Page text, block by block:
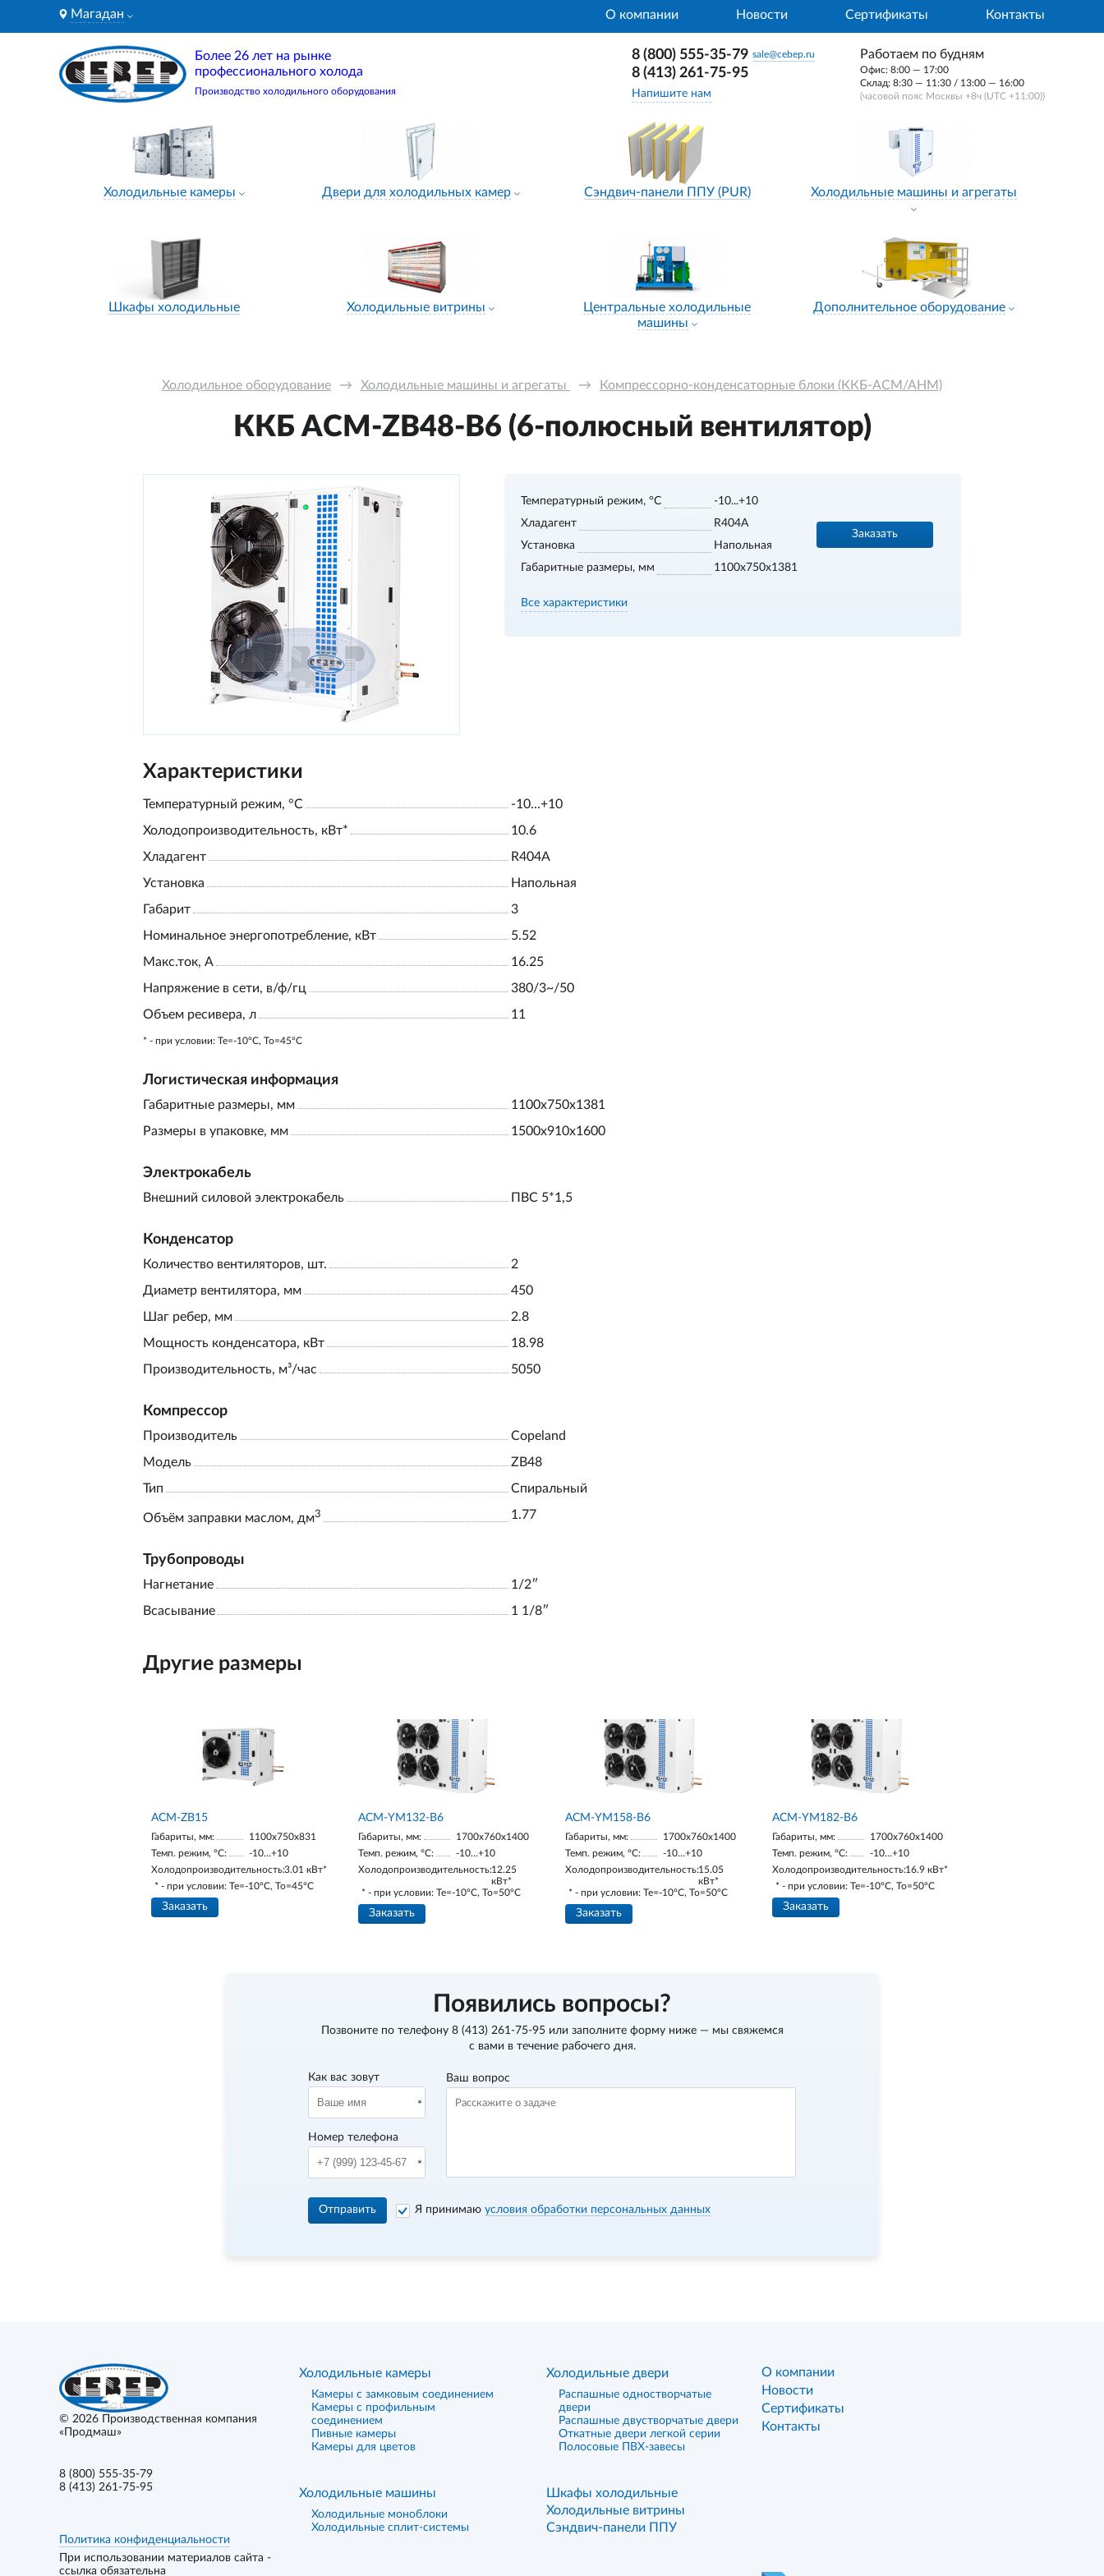
Магадан О компании Новости Сертификаты Контакты
Более 26 лет на рынке
профессионального холода
Производство холодильного оборудования
8 (800) 555-35-79 sale@cebep.ru
8 (413) 261-75-95
Напишите нам
Работаем по будням
Офис: 8:00 — 17:00
Склад: 8:30 — 11:30 / 13:00 — 16:00
(часовой пояс Москвы +8ч (UTC +11:00))
Холодильные камеры Двери для холодильных камер Сэндвич-панели ППУ (PUR) Холодильные машины и агрегаты
Шкафы холодильные Холодильные витрины
Центральные холодильные
машины
Дополнительное оборудование
Холодильное оборудование → Холодильные машины и агрегаты → Компрессорно-конденсаторные блоки (ККБ-АСМ/АНМ)
ККБ ACM-ZB48-В6 (6-полюсный вентилятор)
Температурный режим, °С
-10...+10
Хладагент
R404A
Установка
Напольная
Габаритные размеры, мм
1100х750х1381
Заказать
Все характеристики
Характеристики
Температурный режим, °С
-10...+10
Холодопроизводительность, кВт*
10.6
Хладагент
R404A
Установка
Напольная
Габарит
3
Номинальное энергопотребление, кВт
5.52
Макс.ток, А
16.25
Напряжение в сети, в/ф/гц
380/3~/50
Объем ресивера, л
11
* - при условии: Te=-10ºC, To=45ºC
Логистическая информация
Габаритные размеры, мм
1100х750х1381
Размеры в упаковке, мм
1500х910х1600
Электрокабель
Внешний силовой электрокабель ПВС 5*1,5
Конденсатор
Количество вентиляторов, шт.
2
Диаметр вентилятора, мм
450
Шаг ребер, мм
2.8
Мощность конденсатора, кВт
18.98
Производительность, м³/час
5050
Компрессор
Производитель
Copeland
Модель
ZB48
Тип
Спиральный
Объём заправки маслом, дм3 1.77
Трубопроводы
Нагнетание
1/2ʺ
Всасывание
1 1/8ʺ
Другие размеры
ACM-ZB15
Габариты, мм:
1100х750х831
Темп. режим, °С:
-10…+10
Холодопроизводительность:3.01 кВт*
* - при условии: Te=-10ºC, To=45ºC
Заказать
АСМ-YM132-В6
Габариты, мм:
1700х760х1400
Темп. режим, °С:
-10…+10
Холодопроизводительность:12.25
кВт*
* - при условии: Te=-10ºC, To=50ºC
Заказать
АСМ-YM158-В6
Габариты, мм:
1700х760х1400
Темп. режим, °С:
-10…+10
Холодопроизводительность:15.05
кВт*
* - при условии: Te=-10ºC, To=50ºC
Заказать
АСМ-YM182-В6
Габариты, мм:
1700х760х1400
Темп. режим, °С:
-10…+10
Холодопроизводительность:16.9 кВт*
* - при условии: Te=-10ºC, To=50ºC
Заказать
Появились вопросы?
Позвоните по телефону 8 (413) 261-75-95или заполните форму ниже — мы свяжемся
с вами в течение рабочего дня.
Как вас зовут
Номер телефона
Ваш вопрос
Отправить Я принимаю условия обработки персональных данных
© 2026
Производственная компания
«Продмаш»
8 (800) 555-35-79
8 (413) 261-75-95
Политика конфиденциальности
При использовании материалов сайта -
ссылка обязательна
Холодильные камеры
Камеры с замковым соединением
Камеры с профильным
соединением
Пивные камеры
Камеры для цветов
Холодильные двери
Распашные одностворчатые
двери
Распашные двустворчатые двери
Откатные двери легкой серии
Полосовые ПВХ-завесы
Холодильные машины
Холодильные моноблоки
Холодильные сплит-системы
Шкафы холодильные
Холодильные витрины
Сэндвич-панели ППУ
О компании
Новости
Сертификаты
Контакты